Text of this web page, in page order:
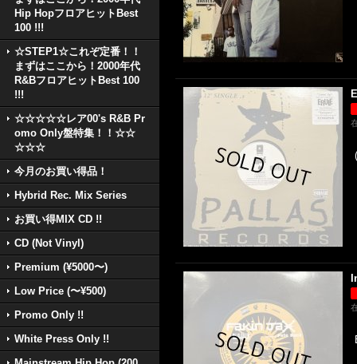
Hip HopフロアヒットBest
100 !!!
☆STEP1☆これぞ定番！！
まずはここから！2000年代
R&BフロアヒットBest 100
!!!
☆☆☆☆☆レア00's R&B Pr
omo Only盤特集！！☆☆
☆☆☆
今月のお買い得品！
Hybrid Rec. Mix Series
お買い得MIX CD !!
CD (Not Vinyl)
Premium (¥5000〜)
Low Price (〜¥500)
Promo Only !!
White Press Only !!